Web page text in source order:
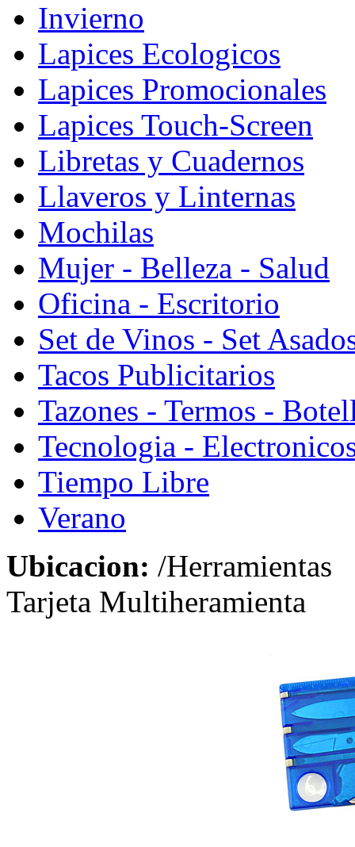
Invierno
Lapices Ecologicos
Lapices Promocionales
Lapices Touch-Screen
Libretas y Cuadernos
Llaveros y Linternas
Mochilas
Mujer - Belleza - Salud
Oficina - Escritorio
Set de Vinos - Set
Tacos Publicitarios
Tazones - Termos -
Tecnologia -
Tiempo Libre
Verano
Ubicacion: /Herramientas
Tarjeta Multiheramienta